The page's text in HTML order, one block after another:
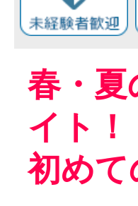
春・夏
イト！
初めて